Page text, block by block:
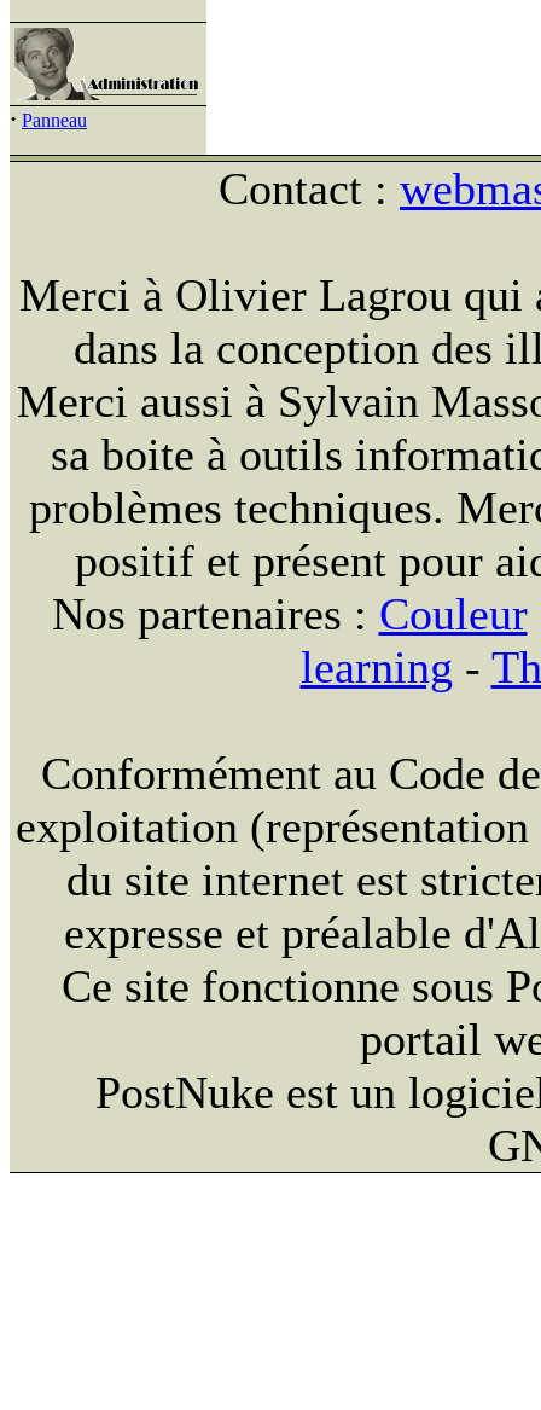
· Panneau
Contact :
Merci à Olivier Lagrou qui
dans la conception des
Merci aussi à Sylvain
sa boite à outils
problèmes techniques.
positif et présent pour
Nos partenaires : Couleur
learning -
Conformément au Code
exploitation
du site internet est
expresse et préalable
Ce site fonctionne sous
portail
PostNuke est un